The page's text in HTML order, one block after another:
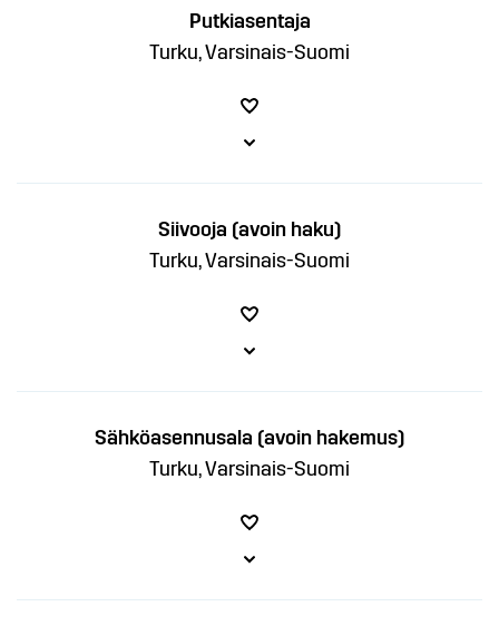
Putkiasentaja
Turku, Varsinais-Suomi
Siivooja (avoin haku)
Turku, Varsinais-Suomi
Sähköasennusala (avoin hakemus)
Turku, Varsinais-Suomi